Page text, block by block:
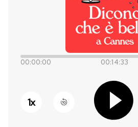
I MIEI PREFERITI
00:00:00 00:14:33
1x